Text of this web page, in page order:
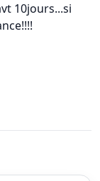
10jours...si